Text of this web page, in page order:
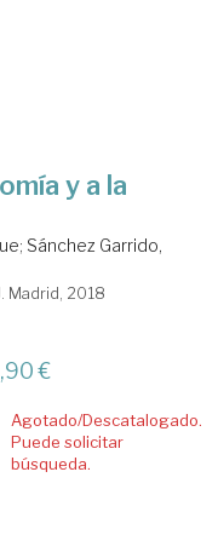
y a la
; Sánchez Garrido,
Madrid, 2018
€
Agotado/Descatalogado.
Puede solicitar
búsqueda.